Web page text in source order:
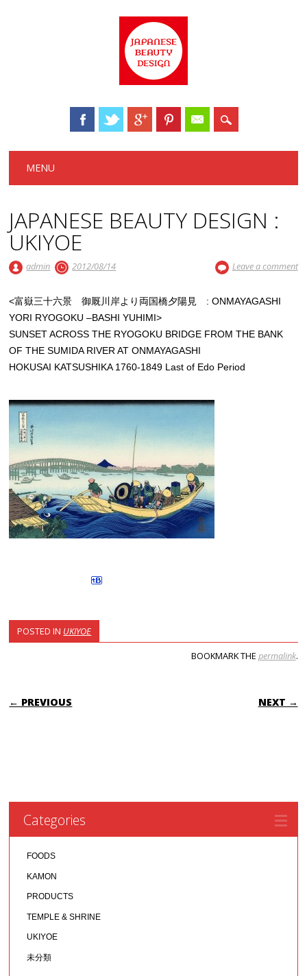
Main menu
MENU
JAPANESE BEAUTY DESIGN :
UKIYOE
admin 2012/08/14 Leave a comment
<富嶽三十六景 御厩川岸より両国橋夕陽見 : ONMAYAGASHI
YORI RYOGOKU –BASHI YUHIMI>
SUNSET ACROSS THE RYOGOKU BRIDGE FROM THE BANK
OF THE SUMIDA RIVER AT ONMAYAGASHI
HOKUSAI KATSUSHIKA 1760-1849 Last of Edo Period
POSTED IN UKIYOE
BOOKMARK THE permalink.
POST NAVIGATION
← PREVIOUS NEXT →
Categories
FOODS
KAMON
PRODUCTS
TEMPLE & SHRINE
UKIYOE
未分類